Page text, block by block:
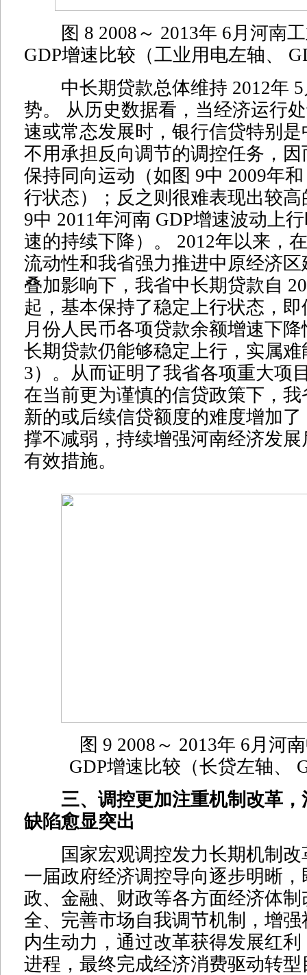
图 8 2008～ 2013年 6月河南工
GDP增速比较（工业用电左轴、
中长期贷款总体维持 2012年 5
势。 从历史数据看，当经济运行
速或常态发展时，银行信贷特别
不用承担反向调节的调控任务，因
保持同向运动（如图 9中 2009年
行状态）；反之则很难表现出较
9中 2011年河南 GDP增速波动上
速的持续下降）。 2012年以来，
流动性和我省强力推进中原经济
叠加影响下，我省中长期贷款自
起，基本保持了稳定上行状态，即
月份人民币各项贷款余额增速下
长期贷款仍能够稳定上行，实属
3）。从而证明了我省各项重大项
在当前更为谨慎的信贷政策下，
新的或后续信贷额度的难度增加
撑不减弱，持续增强河南经济发
有效措施。
图 9 2008～ 2013年 6月河南
GDP增速比较（长贷左轴、
三、调控更加注重机制改革，
缺陷愈显突出
国家宏观调控发力长期机制改
一届政府经济调控导向逐步明晰
政、金融、财政等各方面经济体
全、完善市场自我调节机制，增
内生动力，通过改革获得发展红
进程，最终完成经济消费驱动转